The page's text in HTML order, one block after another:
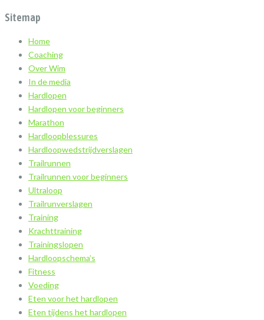
Sitemap
Home
Coaching
Over Wim
In de media
Hardlopen
Hardlopen voor beginners
Marathon
Hardloopblessures
Hardloopwedstrijdverslagen
Trailrunnen
Trailrunnen voor beginners
Ultraloop
Trailrunverslagen
Training
Krachttraining
Trainingslopen
Hardloopschema’s
Fitness
Voeding
Eten voor het hardlopen
Eten tijdens het hardlopen